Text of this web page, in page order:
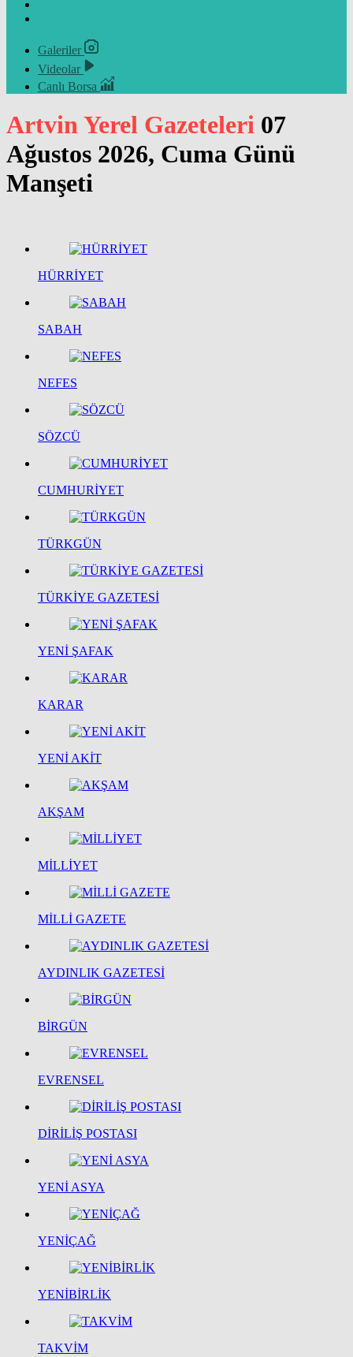
Galeriler
Videolar
Canlı Borsa
Artvin Yerel Gazeteleri 07
Ağustos 2026, Cuma Günü
Manşeti
HÜRRİYET
SABAH
NEFES
SÖZCÜ
CUMHURİYET
TÜRKGÜN
TÜRKİYE GAZETESİ
YENİ ŞAFAK
KARAR
YENİ AKİT
AKŞAM
MİLLİYET
MİLLİ GAZETE
AYDINLIK GAZETESİ
BİRGÜN
EVRENSEL
DİRİLİŞ POSTASI
YENİ ASYA
YENİÇAĞ
YENİBİRLİK
TAKVİM